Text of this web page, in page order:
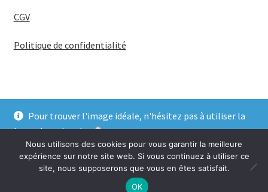
Pour trouver l'image idéale, n'hésitez pas à utiliser la
barre de recherche
Ignorer
CGV
Politique de confidentialité
© BadgeGirl® 2026
Nous utilisons des cookies pour vous garantir la meilleure
expérience sur notre site web. Si vous continuez à utiliser ce
site, nous supposerons que vous en êtes satisfait.
OK